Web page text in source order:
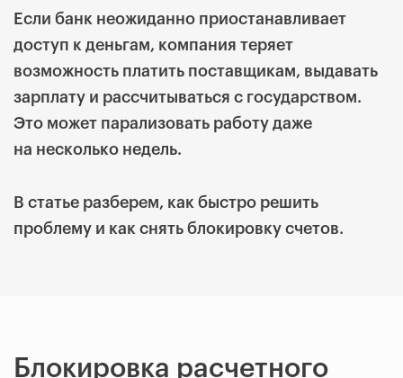
Если банк неожиданно приостанавливает
доступ к деньгам, компания теряет
возможность платить поставщикам, выдавать
зарплату и рассчитываться с государством.
Это может парализовать работу даже
на несколько недель.
В статье разберем, как быстро решить
проблему и как снять блокировку счетов.
Блокировка расчетного